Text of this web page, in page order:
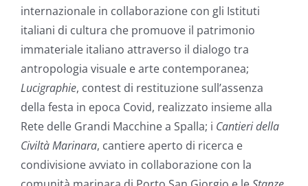
internazionale in collaborazione con gli Istituti
italiani di cultura che promuove il patrimonio
immateriale italiano attraverso il dialogo tra
antropologia visuale e arte contemporanea;
Lucigraphie, contest di restituzione sull’assenza
della festa in epoca Covid, realizzato insieme alla
Rete delle Grandi Macchine a Spalla; i Cantieri della
Civiltà Marinara, cantiere aperto di ricerca e
condivisione avviato in collaborazione con la